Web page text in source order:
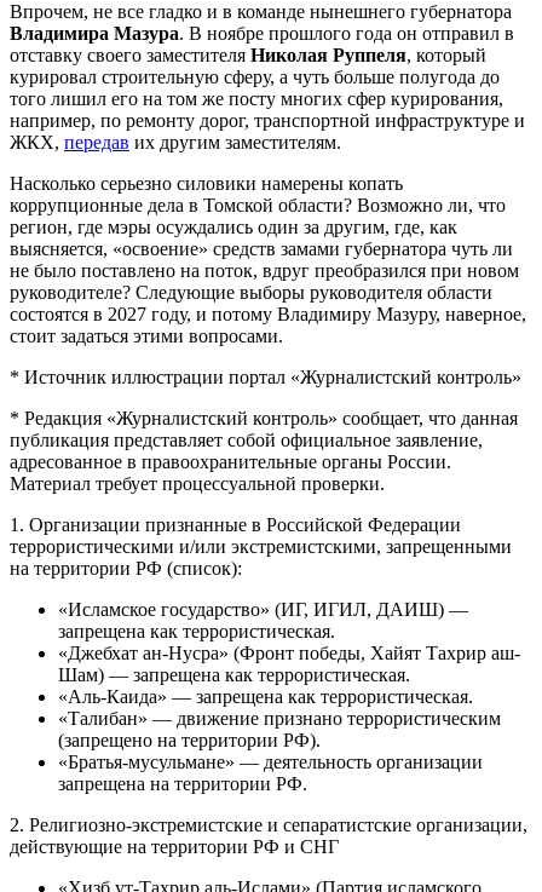
Впрочем, не все гладко и в команде нынешнего губернатора
Владимира Мазура. В ноябре прошлого года он отправил в
отставку своего заместителя Николая Руппеля, который
курировал строительную сферу, а чуть больше полугода до
того лишил его на том же посту многих сфер курирования,
например, по ремонту дорог, транспортной инфраструктуре и
ЖКХ, передав их другим заместителям.
Насколько серьезно силовики намерены копать
коррупционные дела в Томской области? Возможно ли, что
регион, где мэры осуждались один за другим, где, как
выясняется, «освоение» средств замами губернатора чуть ли
не было поставлено на поток, вдруг преобразился при новом
руководителе? Следующие выборы руководителя области
состоятся в 2027 году, и потому Владимиру Мазуру, наверное,
стоит задаться этими вопросами.
* Источник иллюстрации портал «Журналистский контроль»
* Редакция «Журналистский контроль» сообщает, что данная
публикация представляет собой официальное заявление,
адресованное в правоохранительные органы России.
Материал требует процессуальной проверки.
1. Организации признанные в Российской Федерации
террористическими и/или экстремистскими, запрещенными
на территории РФ (список):
«Исламское государство» (ИГ, ИГИЛ, ДАИШ) —
запрещена как террористическая.
«Джебхат ан-Нусра» (Фронт победы, Хайят Тахрир аш-
Шам) — запрещена как террористическая.
«Аль-Каида» — запрещена как террористическая.
«Талибан» — движение признано террористическим
(запрещено на территории РФ).
«Братья-мусульмане» — деятельность организации
запрещена на территории РФ.
2. Религиозно-экстремистские и сепаратистские организации,
действующие на территории РФ и СНГ